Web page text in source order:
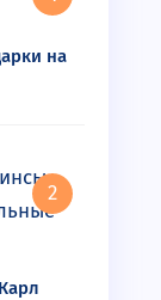
на